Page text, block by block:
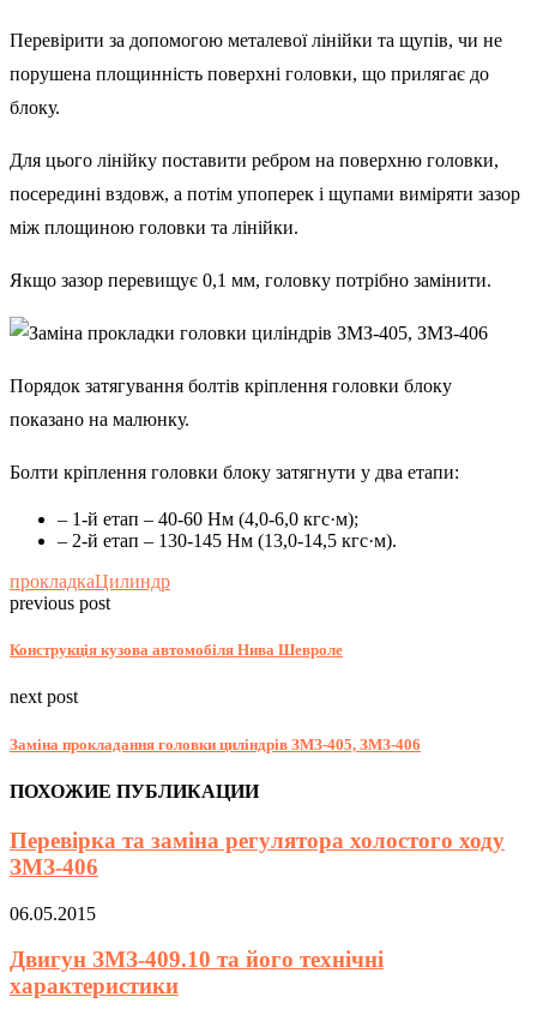
Перевірити за допомогою металевої лінійки та щупів, чи не
порушена площинність поверхні головки, що прилягає до
блоку.
Для цього лінійку поставити ребром на поверхню головки,
посередині вздовж, а потім упоперек і щупами виміряти зазор
між площиною головки та лінійки.
Якщо зазор перевищує 0,1 мм, головку потрібно замінити.
Порядок затягування болтів кріплення головки блоку
показано на малюнку.
Болти кріплення головки блоку затягнути у два етапи:
– 1-й етап – 40-60 Нм (4,0-6,0 кгс·м);
– 2-й етап – 130-145 Нм (13,0-14,5 кгс·м).
прокладкаЦилиндр
previous post
Конструкція кузова автомобіля Нива Шевроле
next post
Заміна прокладання головки циліндрів ЗМЗ-405, ЗМЗ-406
ПОХОЖИЕ ПУБЛИКАЦИИ
Перевірка та заміна регулятора холостого ходу
ЗМЗ-406
06.05.2015
Двигун ЗМЗ-409.10 та його технічні
характеристики